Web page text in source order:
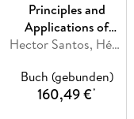
Principles and
Applications of
NanoMEMS Physics
Hector Santos, Héctor J. De Los Santos
Buch (gebunden)
160,49 €*